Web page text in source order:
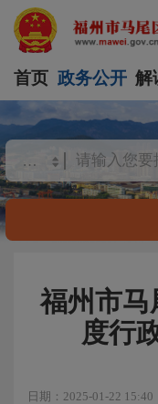
首页 政务公开 解
福州市马
度行
日期：2025-01-22 15:40